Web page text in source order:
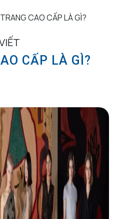
CAO CẤP LÀ GÌ?
CẤP LÀ GÌ?